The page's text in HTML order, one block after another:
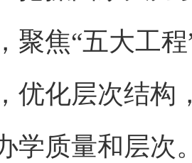
聚焦“五大工
优化层次结构
学质量和层次